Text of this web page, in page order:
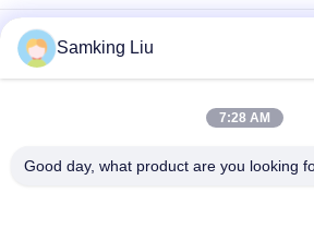
Carrier Transicold Citimax D7 modèle
camionnette frigorifique de 5-6 mètres
24V
oasis 250 Unité de réfrigération
camion de la boîte réfrigérée de 5-6
Samking Liu
7:28 AM
Good day, what product are you looking